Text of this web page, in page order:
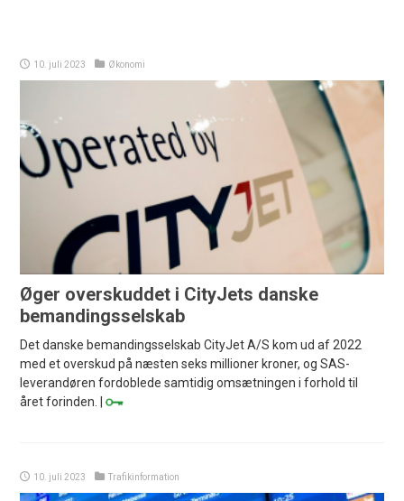
10. juli 2023 Økonomi
Øger overskuddet i CityJets danske
bemandingsselskab
Det danske bemandingsselskab CityJet A/S kom ud af 2022
med et overskud på næsten seks millioner kroner, og SAS-
leverandøren fordoblede samtidig omsætningen i forhold til
året forinden. |
10. juli 2023 Trafikinformation